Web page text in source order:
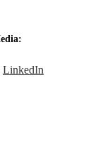
LinkedIn